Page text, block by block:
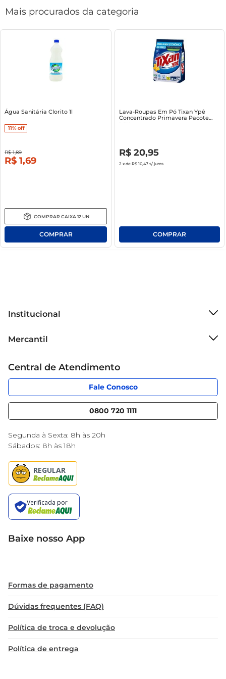
Mais procurados da categoria
Água Sanitária Clorito 1l
11%off
R$ 1,89
R$ 1,69
COMPRAR CAIXA 12 UN
Lava-Roupas Em Pó Tixan Ypê
Concentrado Primavera Pacote
1.6Kg
R$ 20,95
2 x de R$ 10,47 s/ juros
Institucional
Sobre Privacidade
Nossas lojas
Mercantil
Código de Ética
Serviços
Central de Atendimento
Fale Conosco
0800 720 1111
Segunda à Sexta: 8h às 20h
Sábados: 8h às 18h
Baixe nosso App
Formas de pagamento
Dúvidas frequentes (FAQ)
Política de troca e devolução
Política de entrega